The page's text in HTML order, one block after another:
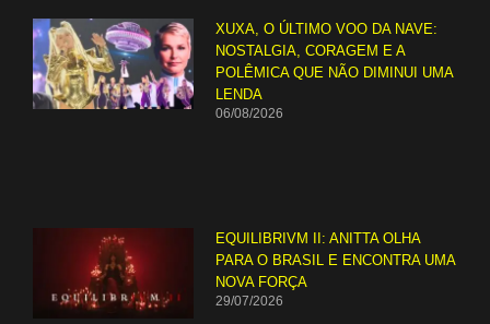
XUXA, O ÚLTIMO VOO DA NAVE:
NOSTALGIA, CORAGEM E A
POLÊMICA QUE NÃO DIMINUI UMA
LENDA
06/08/2026
EQUILIBRIVM II: ANITTA OLHA
PARA O BRASIL E ENCONTRA UMA
NOVA FORÇA
29/07/2026